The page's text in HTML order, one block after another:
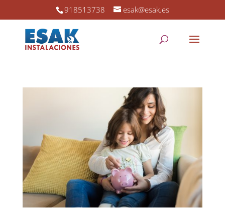
918513738 esak@esak.es